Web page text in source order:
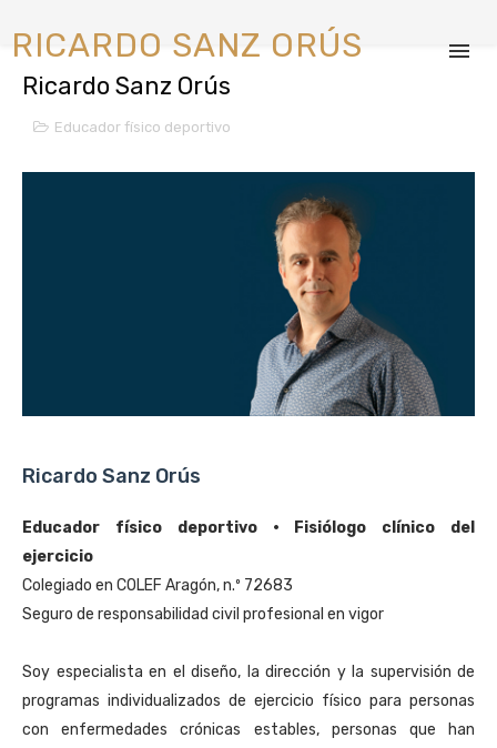
RICARDO SANZ ORÚS
Ricardo Sanz Orús
Educador físico deportivo
Ricardo Sanz Orús
Educador físico deportivo · Fisiólogo clínico del
ejercicio
Colegiado en COLEF Aragón, n.º 72683
Seguro de responsabilidad civil profesional en vigor
Soy especialista en el diseño, la dirección y la supervisión de
programas individualizados de ejercicio físico para personas
con enfermedades crónicas estables, personas que han